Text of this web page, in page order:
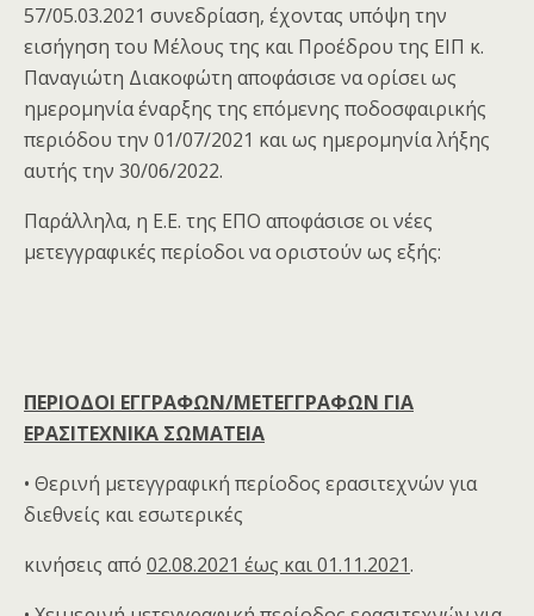
57/05.03.2021 συνεδρίαση, έχοντας υπόψη την
εισήγηση του Μέλους της και Προέδρου της ΕΙΠ κ.
Παναγιώτη Διακοφώτη αποφάσισε να ορίσει ως
ημερομηνία έναρξης της επόμενης ποδοσφαιρικής
περιόδου την 01/07/2021 και ως ημερομηνία λήξης
αυτής την 30/06/2022.
Παράλληλα, η Ε.Ε. της ΕΠΟ αποφάσισε οι νέες
μετεγγραφικές περίοδοι να οριστούν ως εξής:
ΠΕΡΙΟΔΟΙ ΕΓΓΡΑΦΩΝ/ΜΕΤΕΓΓΡΑΦΩΝ ΓΙΑ
ΕΡΑΣΙΤΕΧΝΙΚΑ ΣΩΜΑΤΕΙΑ
• Θερινή μετεγγραφική περίοδος ερασιτεχνών για
διεθνείς και εσωτερικές
κινήσεις από 02.08.2021 έως και 01.11.2021.